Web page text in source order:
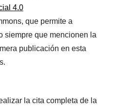
4.0
que permite a
siempre que mencionen la
publicación en esta
la cita completa de la